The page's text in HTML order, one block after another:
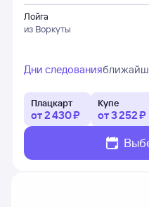
Лойга
из Воркуты
Дни следования
Плацкарт
от2 ⁠430 ⁠₽
Купе
от3 ⁠252 ⁠₽